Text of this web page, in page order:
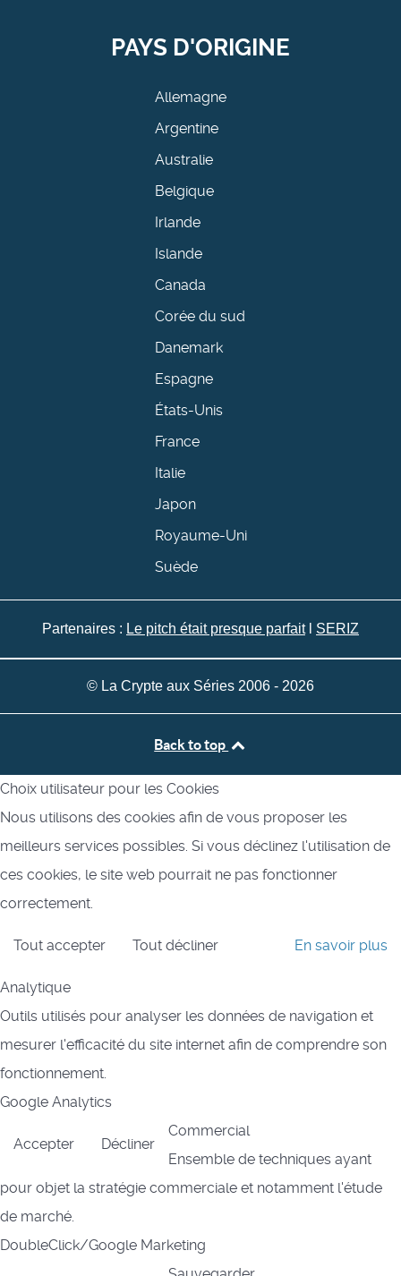
PAYS D'ORIGINE
Allemagne
Argentine
Australie
Belgique
Irlande
Islande
Canada
Corée du sud
Danemark
Espagne
États-Unis
France
Italie
Japon
Royaume-Uni
Suède
Partenaires : Le pitch était presque parfaitl SERIZ
© La Crypte aux Séries 2006 - 2026
Back to top
Choix utilisateur pour les Cookies
Nous utilisons des cookies afin de vous proposer les
meilleurs services possibles. Si vous déclinez l'utilisation de
ces cookies, le site web pourrait ne pas fonctionner
correctement.
Tout accepter Tout décliner En savoir plus
Analytique
Outils utilisés pour analyser les données de navigation et
mesurer l'efficacité du site internet afin de comprendre son
fonctionnement.
Google Analytics
Accepter Décliner
Commercial
Ensemble de techniques ayant
pour objet la stratégie commerciale et notamment l'étude
de marché.
DoubleClick/Google Marketing